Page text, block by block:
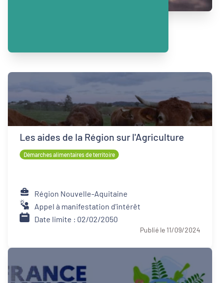
Les aides de la Région sur l'Agriculture
Démarches alimentaires de territoire
Région Nouvelle-Aquitaine
Appel à manifestation d'intérêt
Date limite : 02/02/2050
Publié le 11/09/2024